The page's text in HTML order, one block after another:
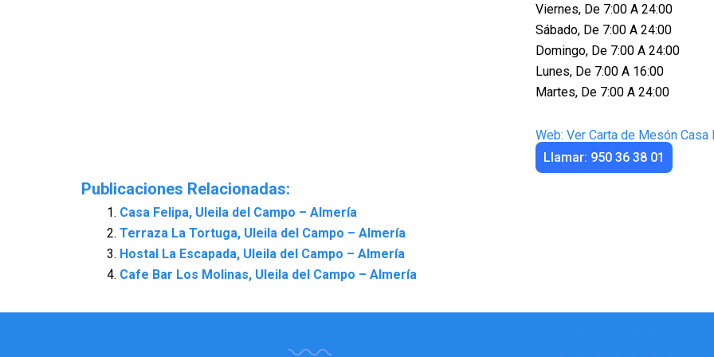
Viernes, De 7:00 A 24:00
Sábado, De 7:00 A 24:00
Domingo, De 7:00 A 24:00
Lunes, De 7:00 A 16:00
Martes, De 7:00 A 24:00
Web: Ver Carta de Mesón Casa
Llamar: 950 36 38 01
Publicaciones Relacionadas:
Casa Felipa, Uleila del Campo – Almería
Terraza La Tortuga, Uleila del Campo – Almería
Hostal La Escapada, Uleila del Campo – Almería
Cafe Bar Los Molinas, Uleila del Campo – Almería